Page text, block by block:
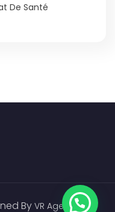
De Santé
By VR Agency